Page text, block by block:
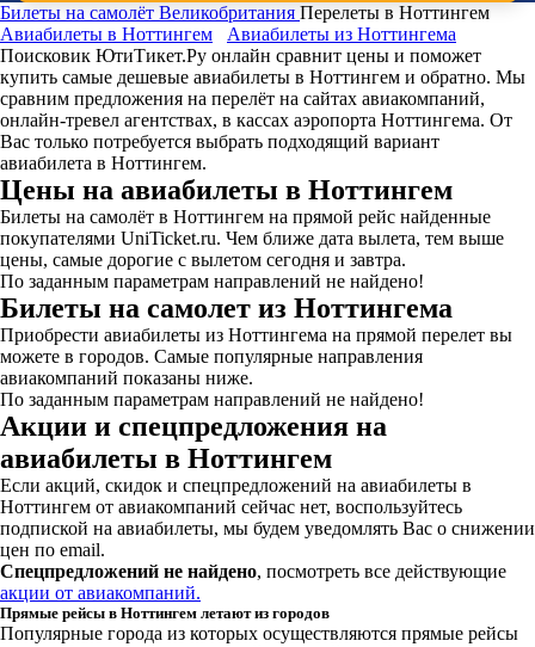
Билеты на самолёт Великобритания Перелеты в Ноттингем
Авиабилеты в Ноттингем
Авиабилеты из Ноттингема
Поисковик ЮтиТикет.Ру онлайн сравнит цены и поможет
купить самые дешевые авиабилеты в Ноттингем и обратно. Мы
сравним предложения на перелёт на сайтах авиакомпаний,
онлайн-тревел агентствах, в кассах аэропорта Ноттингема. От
Вас только потребуется выбрать подходящий вариант
авиабилета в Ноттингем.
Цены на авиабилеты в Ноттингем
Билеты на самолёт в Ноттингем на прямой рейс найденные
покупателями UniTicket.ru. Чем ближе дата вылета, тем выше
цены, самые дорогие с вылетом сегодня и завтра.
По заданным параметрам направлений не найдено!
Билеты на самолет из Ноттингема
Приобрести авиабилеты из Ноттингема на прямой перелет вы
можете в городов. Самые популярные направления
авиакомпаний показаны ниже.
По заданным параметрам направлений не найдено!
Акции и спецпредложения на
авиабилеты в Ноттингем
Если акций, скидок и спецпредложений на авиабилеты в
Ноттингем от авиакомпаний сейчас нет, воспользуйтесь
подпиской на авиабилеты, мы будем уведомлять Вас о снижении
цен по email.
Спецпредложений не найдено, посмотреть все действующие
акции от авиакомпаний.
Прямые рейсы в Ноттингем летают из городов
Популярные города из которых осуществляются прямые рейсы